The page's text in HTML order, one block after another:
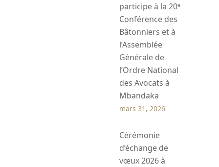
participe à la 20ᵉ
Conférence des
Bâtonniers et à
l’Assemblée
Générale de
l’Ordre National
des Avocats à
Mbandaka
mars 31, 2026
Cérémonie
d’échange de
vœux 2026 à